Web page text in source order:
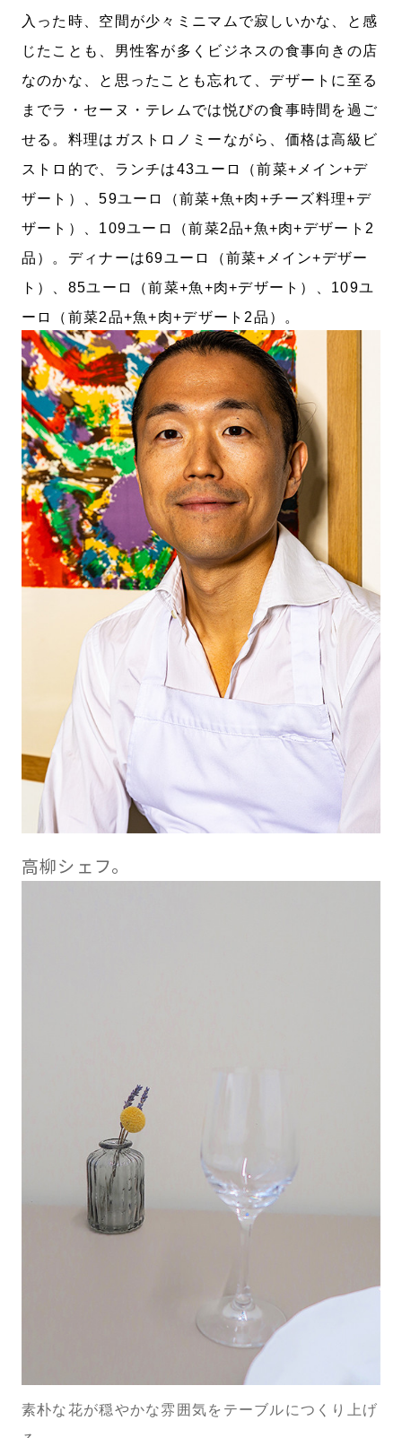
入った時、空間が少々ミニマムで寂しいかな、と感
じたことも、男性客が多くビジネスの食事向きの店
なのかな、と思ったことも忘れて、デザートに至る
までラ・セーヌ・テレムでは悦びの食事時間を過ご
せる。料理はガストロノミーながら、価格は高級ビ
ストロ的で、ランチは43ユーロ（前菜+メイン+デ
ザート）、59ユーロ（前菜+魚+肉+チーズ料理+デ
ザート）、109ユーロ（前菜2品+魚+肉+デザート2
品）。ディナーは69ユーロ（前菜+メイン+デザー
ト）、85ユーロ（前菜+魚+肉+デザート）、109ユ
ーロ（前菜2品+魚+肉+デザート2品）。
高柳シェフ。
素朴な花が穏やかな雰囲気をテーブルにつくり上げ